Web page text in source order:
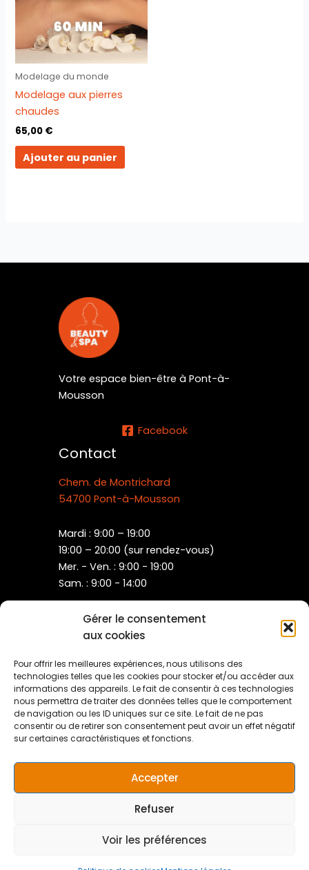
Gérer le consentement
aux cookies
Pour offrir les meilleures expériences, nous utilisons des
technologies telles que les cookies pour stocker et/ou accéder aux
informations des appareils. Le fait de consentir à ces technologies
nous permettra de traiter des données telles que le comportement
de navigation ou les ID uniques sur ce site. Le fait de ne pas
consentir ou de retirer son consentement peut avoir un effet négatif
sur certaines caractéristiques et fonctions.
Accepter
Refuser
Voir les préférences
envoyé sous forme de facture et doit être personnalisé par
Modelage du monde
Modelage aux pierres
chaudes
65,00 €
Ajouter au panier
Votre espace bien-être à Pont-à-
Mousson
Facebook
Contact
Chem. de Montrichard
54700 Pont-à-Mousson
Mardi : 9:00 – 19:00
19:00 – 20:00 (sur rendez-vous)
Mer. - Ven. : 9:00 - 19:00
Sam. : 9:00 - 14:00
Toutes nos prestations
Carte cadeau
Notre Plaquette
Mon compte
Mentions légales
Conditions Générales de Ventes
Politique de cookies (UE)
yesmarge